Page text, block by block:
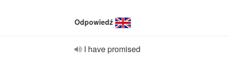
Odpowiedź
I have promised